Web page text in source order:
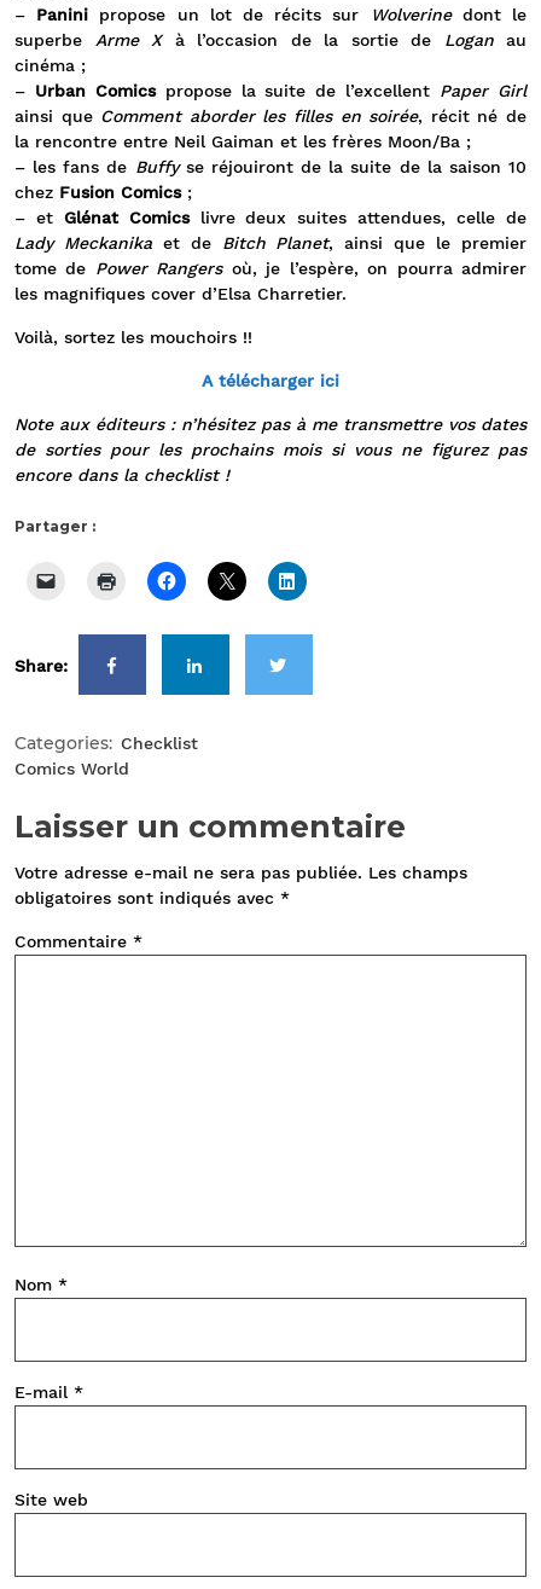
– Panini propose un lot de récits sur Wolverinedont le
superbe Arme Xà l’occasion de la sortie de Loganau
cinéma ;
– Urban Comicspropose la suite de l’excellent Paper Girl
ainsi que Comment aborder les filles en soirée, récit né de
la rencontre entre Neil Gaiman et les frères Moon/Ba ;
– les fans de Buffyse réjouiront de la suite de la saison 10
chez Fusion Comics;
– et Glénat Comicslivre deux suites attendues, celle de
Lady Meckanikaet de Bitch Planet, ainsi que le premier
tome de Power Rangersoù, je l’espère, on pourra admirer
les magnifiques cover d’Elsa Charretier.
Voilà, sortez les mouchoirs !!
A télécharger ici
Note aux éditeurs : n’hésitez pas à me transmettre vos dates
de sorties pour les prochains mois si vous ne figurez pas
encore dans la checklist !
Partager :
Share:
Categories: Checklist
Comics World
Laisser un commentaire
Votre adresse e-mail ne sera pas publiée. Les champs
obligatoires sont indiqués avec *
Commentaire *
Nom *
E-mail *
Site web